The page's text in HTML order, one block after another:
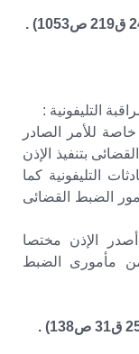
التليفونية :
للأمر الصادر
بتنفيذ الإذن
التليفونية كما
الضبط القضائى
الإذن مختصا
من مأمورى الضبط